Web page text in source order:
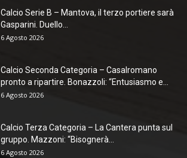
Calcio Serie B – Mantova, il terzo portiere sarà
Gasparini. Duello...
6 Agosto 2026
Calcio Seconda Categoria – Casalromano
pronto a ripartire. Bonazzoli: “Entusiasmo e...
6 Agosto 2026
Calcio Terza Categoria – La Cantera punta sul
gruppo. Mazzoni: “Bisognerà...
6 Agosto 2026